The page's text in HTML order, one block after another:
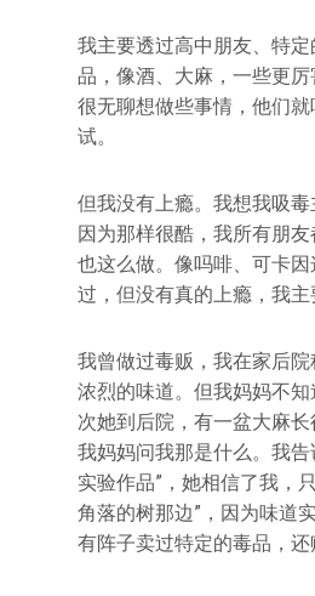
我主要透过高中朋友、特
品，像酒、大麻，一些更
很无聊想做些事情，他们
试。
但我没有上瘾。我想我吸毒
因为那样很酷，我所有朋
也这么做。像吗啡、可卡
过，但没有真的上瘾，我主
我曾做过毒贩，我在家后
浓烈的味道。但我妈妈不
次她到后院，有一盆大麻长
我妈妈问我那是什么。我告
实验作品”，她相信了我，
角落的树那边”，因为味道
有阵子卖过特定的毒品，还